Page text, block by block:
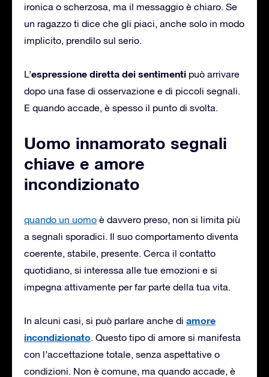
ironica o scherzosa, ma il messaggio è chiaro. Se
un ragazzo ti dice che gli piaci, anche solo in modo
implicito, prendilo sul serio.
L’espressione diretta dei sentimenti può arrivare
dopo una fase di osservazione e di piccoli segnali.
E quando accade, è spesso il punto di svolta.
Uomo innamorato segnali
chiave e amore
incondizionato
quando un uomo è davvero preso, non si limita più
a segnali sporadici. Il suo comportamento diventa
coerente, stabile, presente. Cerca il contatto
quotidiano, si interessa alle tue emozioni e si
impegna attivamente per far parte della tua vita.
In alcuni casi, si può parlare anche di amore
incondizionato. Questo tipo di amore si manifesta
con l’accettazione totale, senza aspettative o
condizioni. Non è comune, ma quando accade, è